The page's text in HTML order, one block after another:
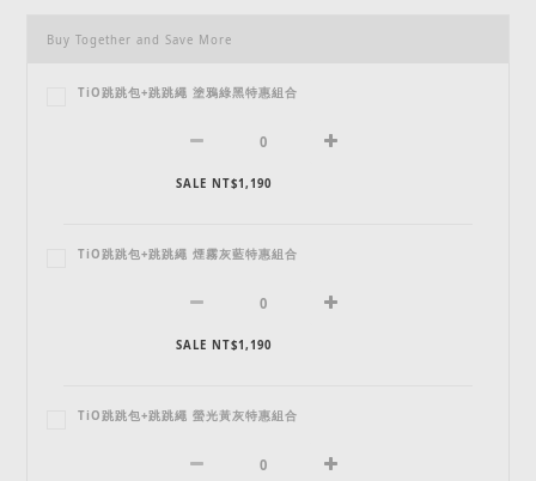
Buy Together and Save More
TiO跳跳包+跳跳繩 塗鴉綠黑特惠組合
SALE NT$1,190
TiO跳跳包+跳跳繩 煙霧灰藍特惠組合
SALE NT$1,190
TiO跳跳包+跳跳繩 螢光黃灰特惠組合